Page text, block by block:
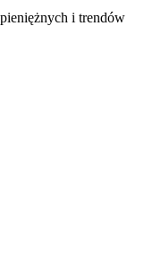
i trendów